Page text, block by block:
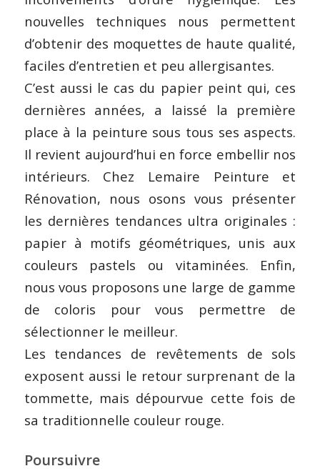
nouvelles techniques nous permettent
d’obtenir des moquettes de haute qualité,
faciles d’entretien et peu allergisantes.
C’est aussi le cas du papier peint qui, ces
dernières années, a laissé la première
place à la peinture sous tous ses aspects.
Il revient aujourd’hui en force embellir nos
intérieurs. Chez Lemaire Peinture et
Rénovation, nous osons vous présenter
les dernières tendances ultra originales :
papier à motifs géométriques, unis aux
couleurs pastels ou vitaminées. Enfin,
nous vous proposons une large de gamme
de coloris pour vous permettre de
sélectionner le meilleur.
Les tendances de revêtements de sols
exposent aussi le retour surprenant de la
tommette, mais dépourvue cette fois de
sa traditionnelle couleur rouge.
Poursuivre